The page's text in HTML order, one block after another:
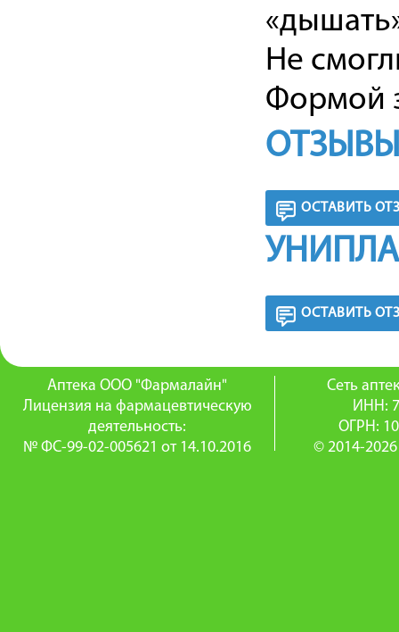
Не
Формой
ОСТАВИТЬ
ОСТАВИТЬ
Аптека ООО "Фармалайн"
Лицензия на фармацевтическую
деятельность:
№ ФС-99-02-005621 от 14.10.2016
Сеть
ИНН:
ОГРН:
© 2014-